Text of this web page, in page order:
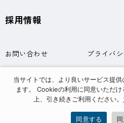
採用情報
お問い合わせ
プライバ
サイトポリシー
当サイトでは、より良いサービス提
ます。 Cookieの利用に同意いただ
上、引き続きご利用ください。
同意する